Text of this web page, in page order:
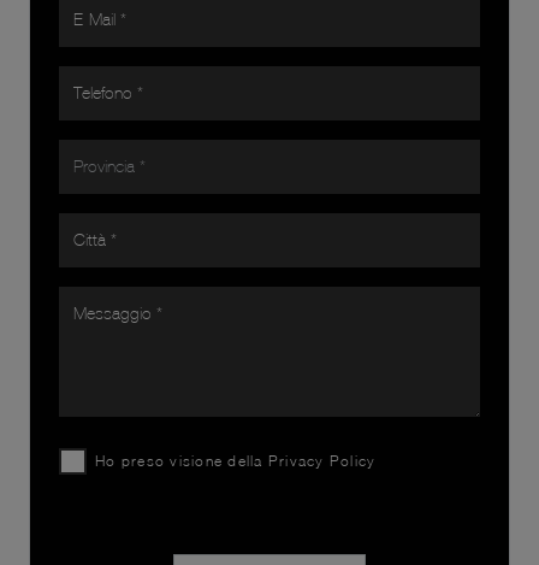
Ho preso visione della Privacy Policy